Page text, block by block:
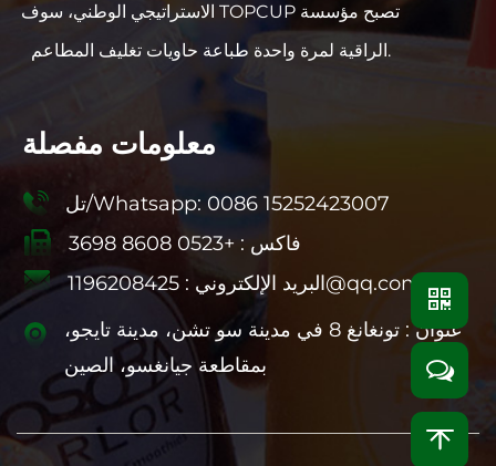
الاستراتيجي الوطني، سوف TOPCUP تصبح مؤسسة
الراقية لمرة واحدة طباعة حاويات تغليف المطاعم.
معلومات مفصلة
تل/Whatsapp: 0086 15252423007
فاكس : +0523 8608 3698
البريد الإلكتروني :1196208425@qq.com
عنوان : تونغانغ 8 في مدينة سو تشن، مدينة تايجو،
بمقاطعة جيانغسو، الصين